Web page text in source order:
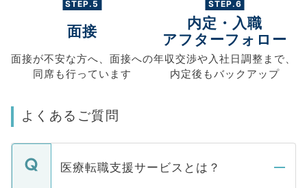
STEP.5
面接
面接が不安な方へ、 面接への
同席も行っています
STEP.6
内定・入職
アフターフォロー
年収交渉や入社日調整まで、
内定後もバックアップ
よくあるご質問
医療転職支援サービスとは？